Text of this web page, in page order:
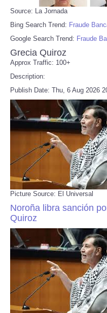
Source: La Jornada
Bing Search Trend: Fraude
Google Search Trend: Fraude
Grecia Quiroz
Approx Traffic: 100+
Description:
Publish Date: Thu, 6 Aug 2026
Picture Source: El Universal
Noroña libra sanción
Quiroz